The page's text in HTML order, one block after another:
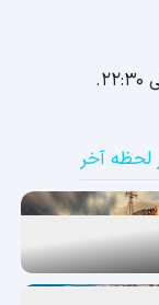
لحظه آخر